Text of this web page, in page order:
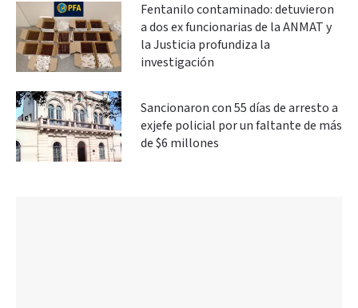
Fentanilo contaminado: detuvieron
a dos ex funcionarias de la ANMAT y
la Justicia profundiza la
investigación
Sancionaron con 55 días de arresto a
exjefe policial por un faltante de más
de $6 millones